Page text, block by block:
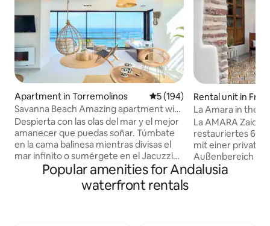
Apartment in Torremolinos 5 out of 5 average rating,
5 (194)
Savanna Beach Amazing apartment with
jacuzzi
Despierta con las olas del mar y el mejor
amanecer que puedas soñar. Túmbate
en la cama balinesa mientras divisas el
mar infinito o sumérgete en el Jacuzzi
climatizado mientras te tomas una copa
de cava. El Savanna Beach está pensado
para pasar unas vacaciones relajantes en
Rental unit in
La Amara in the
Zaid a...
La AMARA Zaid
restauriertes
mit einer privaten
Außenbereich
Meer und die
Popular amenities for Andalusia
waterfront rentals